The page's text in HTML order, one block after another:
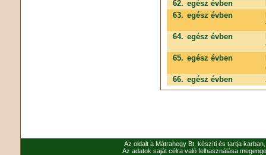
62. egész évben
63. egész évben
64. egész évben
65. egész évben
66. egész évben
Az oldalt a Mátrahegy Bt. készíti és tartja
Az adatok saját célra való felhasználása